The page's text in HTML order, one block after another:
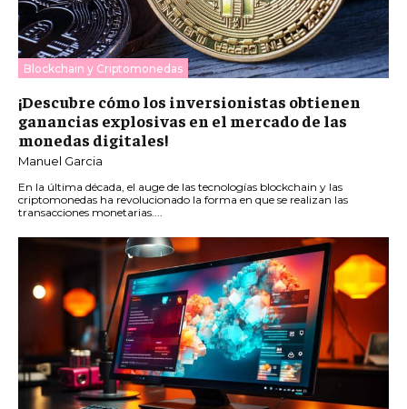
Blockchain y Criptomonedas
¡Descubre cómo los inversionistas obtienen
ganancias explosivas en el mercado de las
monedas digitales!
Manuel Garcia
En la última década, el auge de las tecnologías blockchain y las
criptomonedas ha revolucionado la forma en que se realizan las
transacciones monetarias....